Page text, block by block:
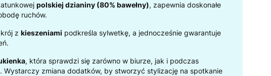
polskiej dzianiny (80% bawełny), zapewnia doskonałe
ruchów.
z kieszeniami podkreśla sylwetkę, a jednocześnie gwarantuje
, która sprawdzi się zarówno w biurze, jak i podczas
Wystarczy zmiana dodatków, by stworzyć stylizację na spotkanie